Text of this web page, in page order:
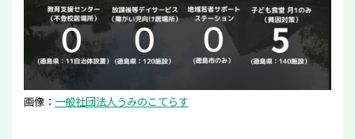
画像： 一般社団法人うみのこてらす